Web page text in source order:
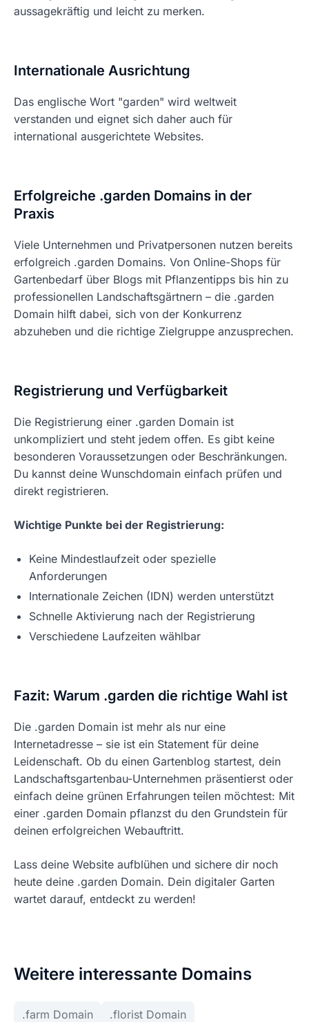
aussagekräftig und leicht zu merken.
Internationale Ausrichtung
Das englische Wort "garden" wird weltweit
verstanden und eignet sich daher auch für
international ausgerichtete Websites.
Erfolgreiche .garden Domains in der
Praxis
Viele Unternehmen und Privatpersonen nutzen bereits
erfolgreich .garden Domains. Von Online-Shops für
Gartenbedarf über Blogs mit Pflanzentipps bis hin zu
professionellen Landschaftsgärtnern – die .garden
Domain hilft dabei, sich von der Konkurrenz
abzuheben und die richtige Zielgruppe anzusprechen.
Registrierung und Verfügbarkeit
Die Registrierung einer .garden Domain ist
unkompliziert und steht jedem offen. Es gibt keine
besonderen Voraussetzungen oder Beschränkungen.
Du kannst deine Wunschdomain einfach prüfen und
direkt registrieren.
Wichtige Punkte bei der Registrierung:
Keine Mindestlaufzeit oder spezielle
Anforderungen
Internationale Zeichen (IDN) werden unterstützt
Schnelle Aktivierung nach der Registrierung
Verschiedene Laufzeiten wählbar
Fazit: Warum .garden die richtige Wahl ist
Die .garden Domain ist mehr als nur eine
Internetadresse – sie ist ein Statement für deine
Leidenschaft. Ob du einen Gartenblog startest, dein
Landschaftsgartenbau-Unternehmen präsentierst oder
einfach deine grünen Erfahrungen teilen möchtest: Mit
einer .garden Domain pflanzst du den Grundstein für
deinen erfolgreichen Webauftritt.
Lass deine Website aufblühen und sichere dir noch
heute deine .garden Domain. Dein digitaler Garten
wartet darauf, entdeckt zu werden!
Weitere interessante Domains
.farm Domain
.florist Domain